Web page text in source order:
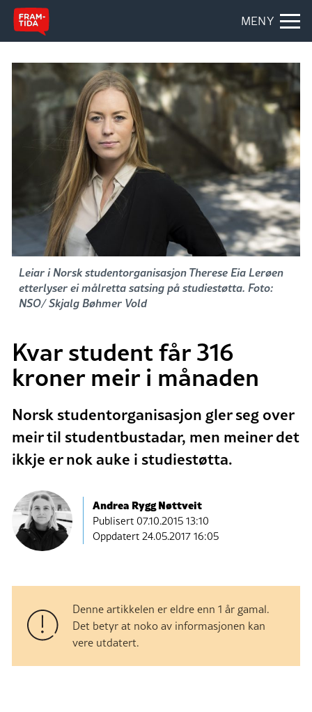
MENY
Leiar i Norsk studentorganisasjon Therese Eia Lerøen
etterlyser ei målretta satsing på studiestøtta. Foto:
NSO/ Skjalg Bøhmer Vold
Kvar student får 316
kroner meir i månaden
Norsk studentorganisasjon gler seg over
meir til studentbustadar, men meiner det
ikkje er nok auke i studiestøtta.
Andrea Rygg Nøttveit
Publisert07.10.2015 13:10
Oppdatert 24.05.2017 16:05
Denne artikkelen er eldre enn 1 år gamal.
Det betyr at noko av informasjonen kan
vere utdatert.